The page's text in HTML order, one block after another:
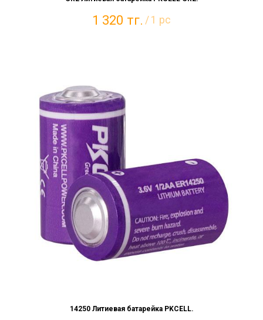
1 320 тг. / 1 pc
14250 Литиевая батарейка PKCELL.